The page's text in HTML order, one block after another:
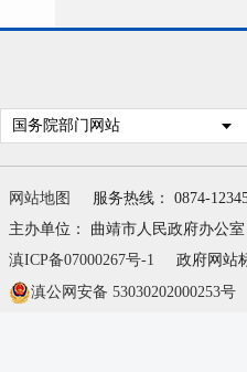
国务院部门网站
网站地图
服务热线： 0874-
主办单位： 曲靖市人民政府办公室
滇ICP备07000267号-1
政府网站
滇公网安备 53030202000253号